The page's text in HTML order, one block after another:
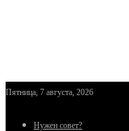
Пятница, 7 августа, 2026
Нужен совет?